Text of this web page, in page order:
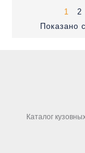
1 2
Показано
Каталог